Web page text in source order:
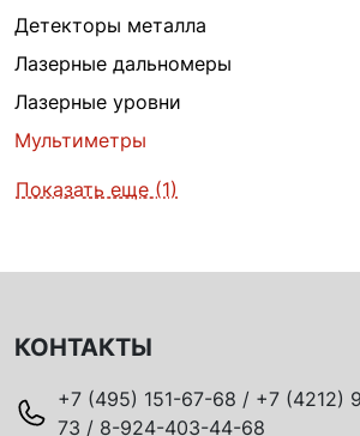
Детекторы металла
Лазерные дальномеры
Лазерные уровни
Мультиметры
Показать еще (1)
КОНТАКТЫ
+7 (495) 151-67-68 / +7 (4212)
73 / 8-924-403-44-68